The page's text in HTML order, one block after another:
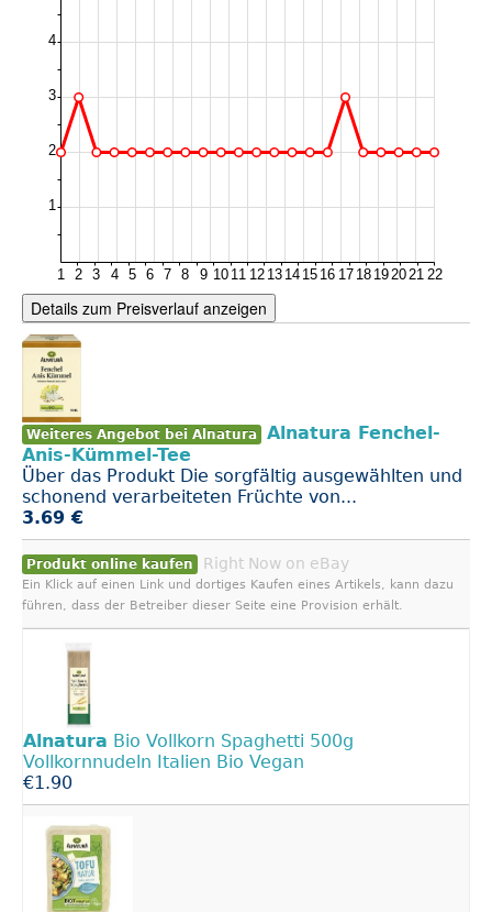
Details zum Preisverlauf anzeigen
Weiteres Angebot bei Alnatura
Alnatura Fenchel-
Anis-Kümmel-Tee
Über das Produkt Die sorgfältig ausgewählten und
schonend verarbeiteten Früchte von...
3.69 €
Produkt online kaufen Right Now on eBay
Ein Klick auf einen Link und dortiges Kaufen eines Artikels, kann dazu
führen, dass der Betreiber dieser Seite eine Provision erhält.
Alnatura Bio Vollkorn Spaghetti 500g
Vollkornnudeln Italien Bio Vegan
€1.90